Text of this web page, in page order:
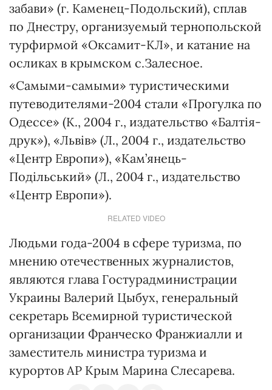
забави» (г. Каменец-Подольский), сплав
по Днестру, организуемый тернопольской
турфирмой «Оксамит-КЛ», и катание на
осликах в крымском с.Залесное.
«Самыми-самыми» туристическими
путеводителями-2004 стали «Прогулка по
Одессе» (К., 2004 г., издательство «Балтія-
друк»), «Львів» (Л., 2004 г., издательство
«Центр Европи»), «Кам’янець-
Подільський» (Л., 2004 г., издательство
«Центр Европи»).
RELATED VIDEO
Людьми года-2004 в сфере туризма, по
мнению отечественных журналистов,
являются глава Гостурадминистрации
Украины Валерий Цыбух, генеральный
секретарь Всемирной туристической
организации Франческо Франжиалли и
заместитель министра туризма и
курортов АР Крым Марина Слесарева.